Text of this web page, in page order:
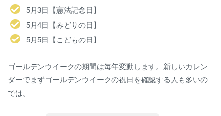
5月3日【憲法記念日】
5月4日【みどりの日】
5月5日【こどもの日】
ゴールデンウイークの期間は毎年変動します。新しいカレン
ダーでまずゴールデンウイークの祝日を確認する人も多いの
では。